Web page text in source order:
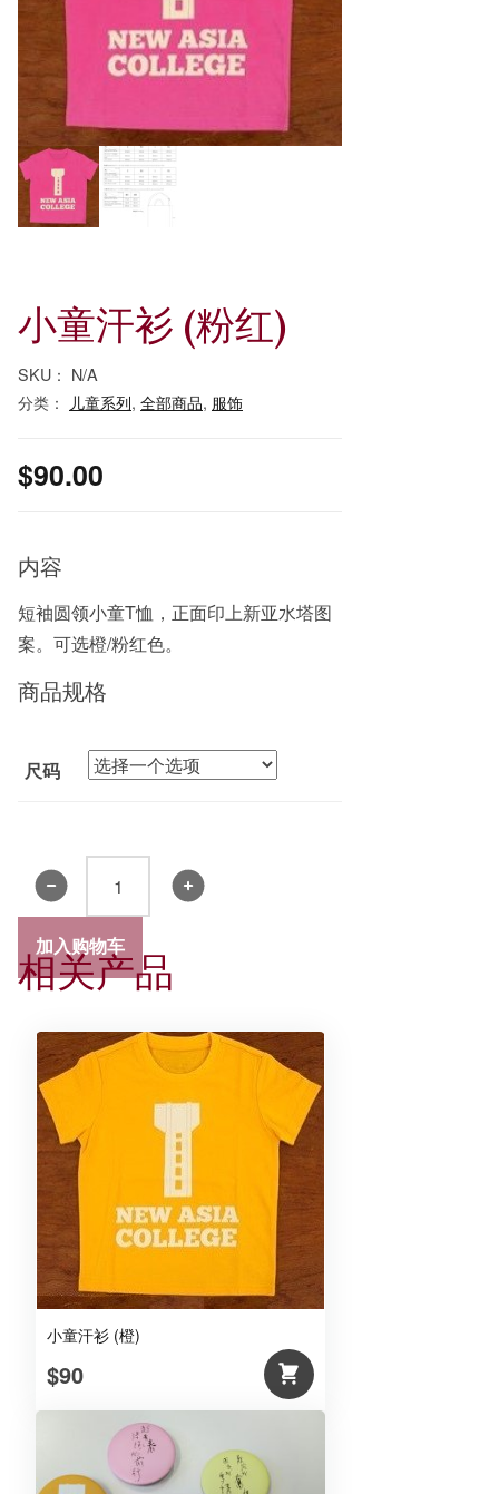
小童汗衫 (粉红)
SKU： N/A
分类：
儿童系列, 全部商品, 服饰
$90.00
内容
短袖圆领小童T恤，正面印上新亚水塔图
案。可选橙/粉红色。
商品规格
尺码
汗
衫
(粉
红)
数
加入购物车
相关产品
小童汗衫 (橙)
$90